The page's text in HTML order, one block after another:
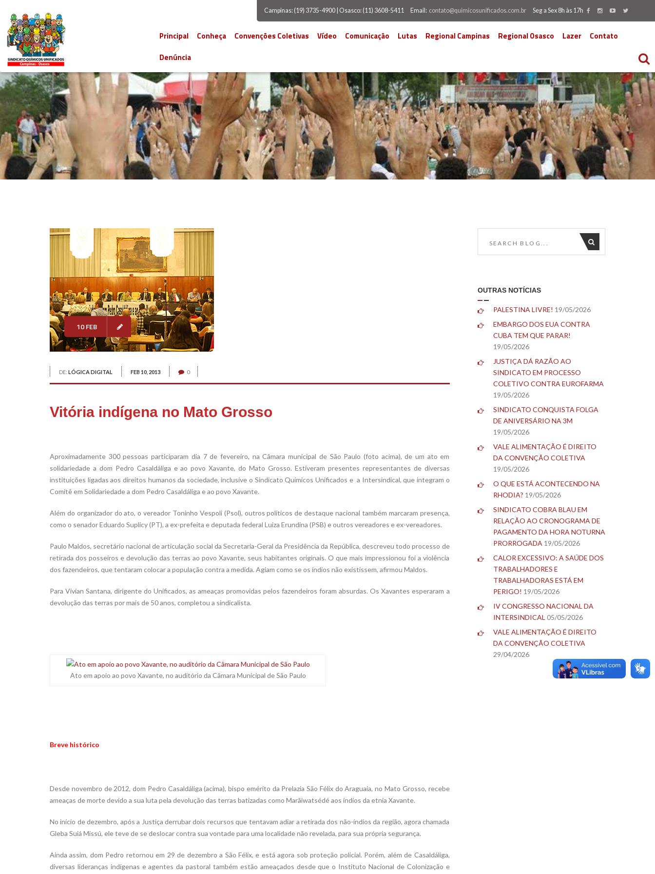
Campinas: (19) 3735-4900 | Osasco: (11) 3608-5411 Email: contato@quimicosunificados.com.br Seg a Sex 8h às 17h
Principal Conheça Convenções Coletivas Vídeo Comunicação Lutas Regional Campinas Regional Osasco Lazer
Contato
Denúncia
10 FEB
DE: LÓGICA DIGITAL FEB 10, 2013 0
Vitória indígena no Mato Grosso
Aproximadamente 300 pessoas participaram dia 7 de fevereiro, na Câmara municipal de São Paulo (foto acima), de um ato em
solidariedade a dom Pedro Casaldáliga e ao povo Xavante, do Mato Grosso. Estiveram presentes representantes de diversas
instituições ligadas aos direitos humanos da sociedade, inclusive o Sindicato Químicos Unificados e a Intersindical, que integram o
Comitê em Solidariedade a dom Pedro Casaldáliga e ao povo Xavante.
Além do organizador do ato, o vereador Toninho Vespoli (Psol), outros políticos de destaque nacional também marcaram presença,
como o senador Eduardo Suplicy (PT), a ex-prefeita e deputada federal Luiza Erundina (PSB) e outros vereadores e ex-vereadores.
Paulo Maldos, secretário nacional de articulação social da Secretaria-Geral da Presidência da República, descreveu todo processo de
retirada dos posseiros e devolução das terras ao povo Xavante, seus habitantes originais. O que mais impressionou foi a violência
dos fazendeiros, que tentaram colocar a população contra a medida. Agiam como se os índios não existissem, afirmou Maldos.
Para Vivian Santana, dirigente do Unificados, as ameaças promovidas pelos fazendeiros foram absurdas. Os Xavantes esperaram a
devolução das terras por mais de 50 anos, completou a sindicalista.
Ato em apoio ao povo Xavante, no auditório da Câmara Municipal de São Paulo
Breve histórico
Desde novembro de 2012, dom Pedro Casaldáliga (acima), bispo emérito da Prelazia São Félix do Araguaia, no Mato Grosso, recebe
ameaças de morte devido a sua luta pela devolução das terras batizadas como Marãiwatsédé aos índios da etnia Xavante.
No início de dezembro, após a Justiça derrubar dois recursos que tentavam adiar a retirada dos não-índios da região, agora chamada
Gleba Suiá Missú, ele teve de se deslocar contra sua vontade para uma localidade não revelada, para sua própria segurança.
Ainda assim, dom Pedro retornou em 29 de dezembro a São Félix, e está agora sob proteção policial. Porém, além de Casaldáliga,
diversas lideranças indígenas e agentes da pastoral também estão ameaçados desde que o Instituto Nacional de Colonização e
OUTRAS NOTÍCIAS
PALESTINA LIVRE! 19/05/2026
EMBARGO DOS EUA CONTRA
CUBA TEM QUE PARAR!
19/05/2026
JUSTIÇA DÁ RAZÃO AO
SINDICATO EM PROCESSO
COLETIVO CONTRA EUROFARMA
19/05/2026
SINDICATO CONQUISTA FOLGA
DE ANIVERSÁRIO NA 3M
19/05/2026
VALE ALIMENTAÇÃO É DIREITO
DA CONVENÇÃO COLETIVA
19/05/2026
O QUE ESTÁ ACONTECENDO NA
RHODIA? 19/05/2026
SINDICATO COBRA BLAU EM
RELAÇÃO AO CRONOGRAMA DE
PAGAMENTO DA HORA NOTURNA
PRORROGADA 19/05/2026
CALOR EXCESSIVO: A SAÚDE DOS
TRABALHADORES E
TRABALHADORAS ESTÁ EM
PERIGO! 19/05/2026
IV CONGRESSO NACIONAL DA
INTERSINDICAL 05/05/2026
VALE ALIMENTAÇÃO É DIREITO
DA CONVENÇÃO COLETIVA
29/04/2026